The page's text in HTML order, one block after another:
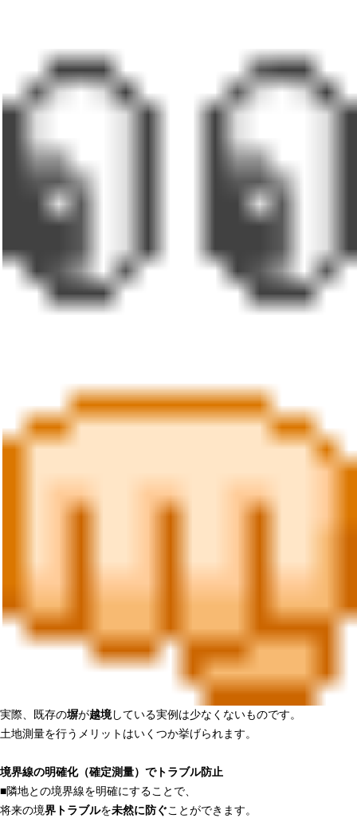
実際、既存の塀が越境している実例は少なくないものです。
土地測量を行うメリットはいくつか挙げられます。
境界線の明確化（確定測量）でトラブル防止
■隣地との境界線を明確にすることで、
将来の境界トラブルを未然に防ぐ ことができます。